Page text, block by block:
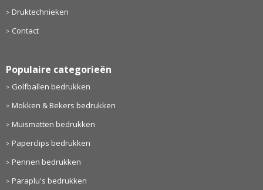
Druktechnieken
Contact
Populaire categorieën
Golfballen bedrukken
Mokken & Bekers bedrukken
Muismatten bedrukken
Paperclips bedrukken
Pennen bedrukken
Paraplu's bedrukken